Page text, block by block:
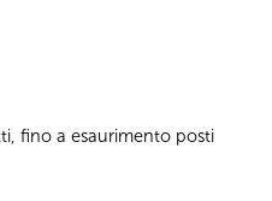
fino a esaurimento posti